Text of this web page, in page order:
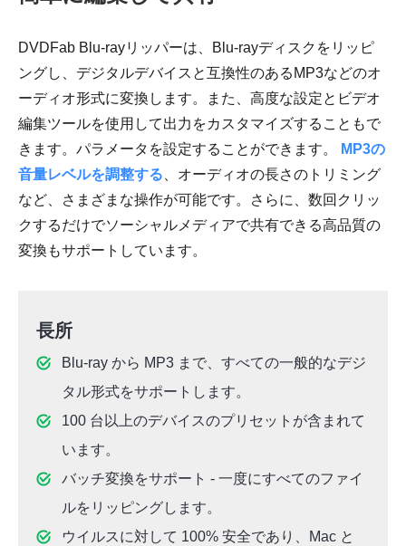
DVDFab Blu-rayリッパーは、Blu-rayディスクをリッピ
ングし、デジタルデバイスと互換性のあるMP3などのオ
ーディオ形式に変換します。また、高度な設定とビデオ
編集ツールを使用して出力をカスタマイズすることもで
きます。パラメータを設定することができます。
MP3の
音量レベルを調整する 、オーディオの長さのトリミング
など、さまざまな操作が可能です。さらに、数回クリッ
クするだけでソーシャルメディアで共有できる高品質の
変換もサポートしています。
長所
Blu-ray から MP3 まで、すべての一般的なデジ
タル形式をサポートします。
100 台以上のデバイスのプリセットが含まれて
います。
バッチ変換をサポート - 一度にすべてのファイ
ルをリッピングします。
ウイルスに対して 100% 安全であり、Mac と